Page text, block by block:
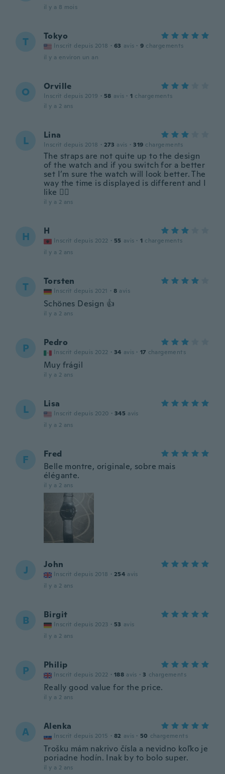
il y a 8 mois
T Tokyo
Inscrit depuis 2018 · 63 avis · 9 chargements
il y a environ un an
O Orville
Inscrit depuis 2019 · 58 avis · 1 chargements
il y a 2 ans
L Lina
Inscrit depuis 2018 · 273 avis · 319 chargements
The straps are not quite up to the design
of the watch and if you switch for a better
set I’m sure the watch will look better. The
way the time is displayed is different and I
like 👍🏻
il y a 2 ans
H H
Inscrit depuis 2022 · 55 avis · 1 chargements
il y a 2 ans
T Torsten
Inscrit depuis 2021 · 8 avis
Schönes Design 👍
il y a 2 ans
P Pedro
Inscrit depuis 2022 · 34 avis · 17 chargements
Muy frágil
il y a 2 ans
L Lisa
Inscrit depuis 2020 · 345 avis
il y a 2 ans
F
Fred
Belle montre, originale, sobre mais
élégante.
il y a 2 ans
J John
Inscrit depuis 2018 · 254 avis
il y a 2 ans
B Birgit
Inscrit depuis 2023 · 53 avis
il y a 2 ans
P Philip
Inscrit depuis 2022 · 188 avis · 3 chargements
Really good value for the price.
il y a 2 ans
A Alenka
Inscrit depuis 2015 · 82 avis · 50 chargements
Trošku mám nakrivo čísla a nevidno koľko je
poriadne hodín. Inak by to bolo super.
il y a 2 ans